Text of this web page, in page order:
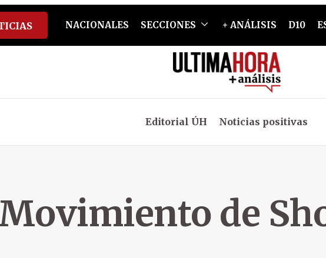
NACIONALES SECCIONES + ANÁLISIS D10
Editorial ÚH Noticias positivas
de